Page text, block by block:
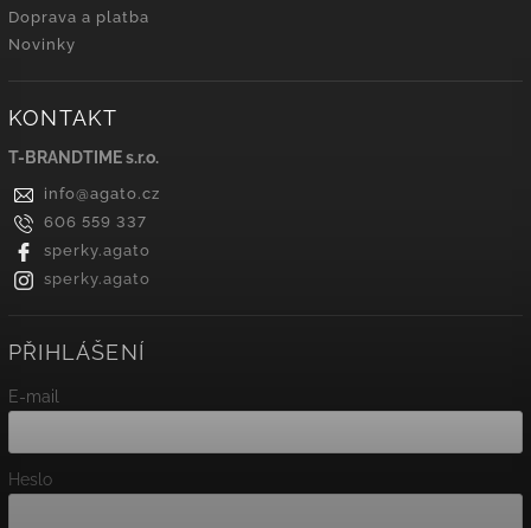
Doprava a platba
Novinky
KONTAKT
T-BRANDTIME s.r.o.
info@agato.cz
606 559 337
sperky.agato
sperky.agato
PŘIHLÁŠENÍ
E-mail
Heslo